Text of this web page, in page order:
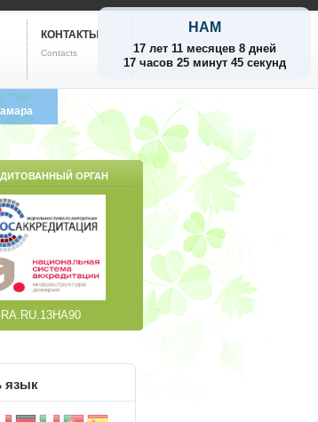
НАМ
17 лет 11 месяцев 8 дней
17 часов 25 минут 46 секунд
КОНТАКТЫ
Contacts
212-9733
ОРГАН
RA.RU.13НА90
язык